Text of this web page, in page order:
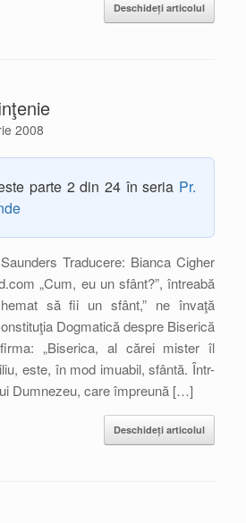
Deschideți articolul
2008
parte 2 din 24 în seria Pr.
Traducere: Bianca Cigher
„Cum, eu un sfânt?”, întreabă
să fii un sfânt,” ne învaţă
Dogmatică despre Biserică
„Biserica, al cărei mister îl
este, în mod imuabil, sfântă. Într-
Dumnezeu, care împreună […]
Deschideți articolul